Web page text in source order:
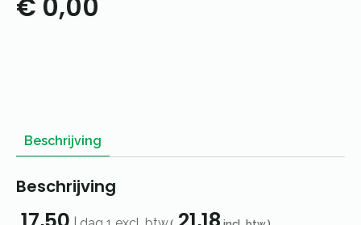
€ 0,00
Beschrijving
Beschrijving